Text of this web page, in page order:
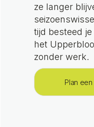
ze langer
tijd besteed
het
zonder werk.
Plan